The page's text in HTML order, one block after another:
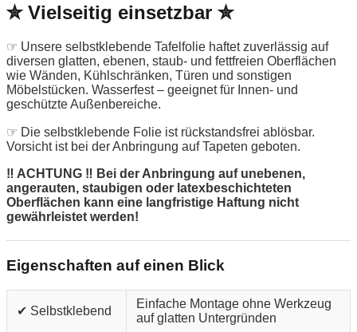
✮ Vielseitig einsetzbar ✮
☞ Unsere selbstklebende Tafelfolie haftet zuverlässig auf
diversen glatten, ebenen, staub- und fettfreien Oberflächen
wie Wänden, Kühlschränken, Türen und sonstigen
Möbelstücken. Wasserfest – geeignet für Innen- und
geschützte Außenbereiche.
☞ Die selbstklebende Folie ist rückstandsfrei ablösbar.
Vorsicht ist bei der Anbringung auf Tapeten geboten.
‼ ACHTUNG ‼ Bei der Anbringung auf unebenen,
angerauten, staubigen oder latexbeschichteten
Oberflächen kann eine langfristige Haftung nicht
gewährleistet werden!
Eigenschaften auf einen Blick
✔ Selbstklebend
Einfache Montage ohne Werkzeug
auf glatten Untergründen